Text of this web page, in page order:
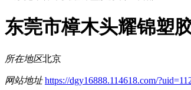
东莞市樟木头耀锦塑
所在地区北京
网站地址 https://dgy16888.114618.com/